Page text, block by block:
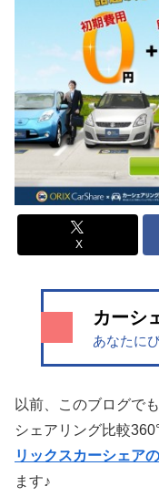
X
カーシ
あなたに
以前、このブログで
シェアリング比較
リックスカーシェア
ます♪